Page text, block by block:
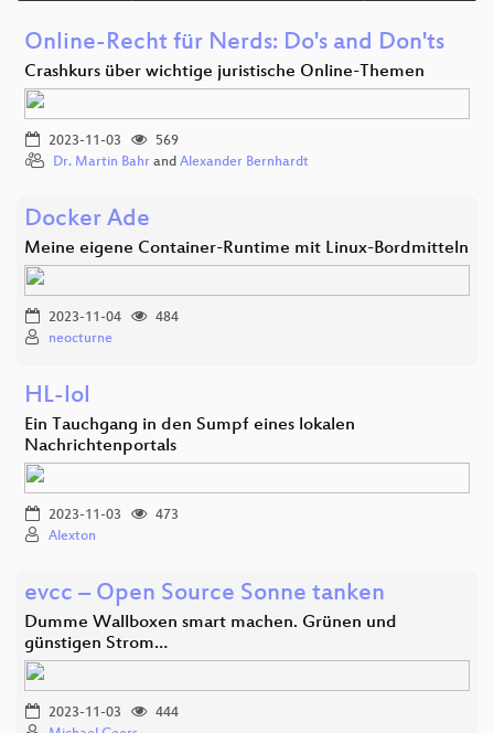
Online-Recht für Nerds: Do's and Don'ts
Crashkurs über wichtige juristische Online-Themen
2023-11-03
569
Dr. Martin Bahr and Alexander Bernhardt
Docker Ade
Meine eigene Container-Runtime mit Linux-Bordmitteln
2023-11-04
484
neocturne
HL-lol
Ein Tauchgang in den Sumpf eines lokalen
Nachrichtenportals
2023-11-03
473
Alexton
evcc – Open Source Sonne tanken
Dumme Wallboxen smart machen. Grünen und
günstigen Strom…
2023-11-03
444